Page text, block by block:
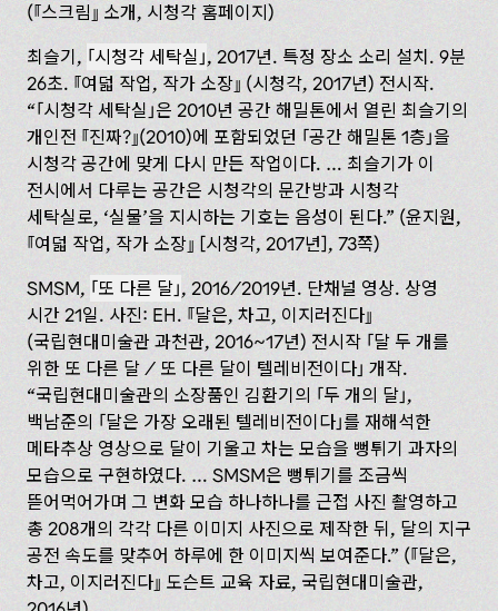
( 스크림
소개, 시청각 홈페이지)
최슬기,
시청각 세탁실 , 2017년. 특정 장소 소리 설치. 9분
26초.
여덟 작업, 작가 소장 (시청각, 2017년) 전시작.
“ 시청각 세탁실 은 2010년 공간 해밀톤에서 열린 최슬기의
개인전
진짜? (2010)에 포함되었던 공간 해밀톤 1층 을
시청각 공간에 맞게 다시 만든 작업이다. … 최슬기가 이
전시에서 다루는 공간은 시청각의 문간방과 시청각
세탁실로, ‘실물’을 지시하는 기호는 음성이 된다.” (윤지원,
여덟 작업, 작가 소장 [시청각, 2017년], 73쪽)
SMSM,
또 다른 달 , 2016/2019년. 단채널 영상. 상영
시간 21일. 사진: EH.
달은, 차고, 이지러진다
(국립현대미술관 과천관, 2016~17년) 전시작 달 두 개를
위한 또 다른 달 / 또 다른 달이 텔레비전이다 개작.
“국립현대미술관의 소장품인 김환기의
두 개의 달 ,
백남준의
달은 가장 오래된 텔레비전이다 를 재해석한
메타추상 영상으로 달이 기울고 차는 모습을 뻥튀기 과자의
모습으로 구현하였다. … SMSM은 뻥튀기를 조금씩
뜯어먹어가며 그 변화 모습 하나하나를 근접 사진 촬영하고
총 208개의 각각 다른 이미지 사진으로 제작한 뒤, 달의 지구
공전 속도를 맞추어 하루에 한 이미지씩 보여준다.” ( 달은,
차고, 이지러진다 도슨트 교육 자료, 국립현대미술관,